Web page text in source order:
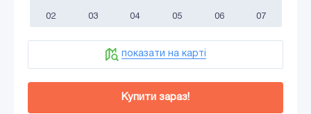
02 03 04 05 06 07
показати на карті
Купити зараз!